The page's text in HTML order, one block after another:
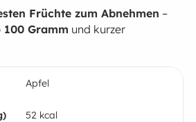
Früchte zum Abnehmen –
100 Gramm und kurzer
Apfel
52 kcal